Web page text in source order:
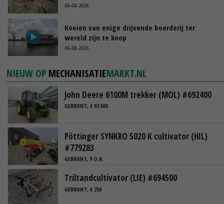
06-08-2026
Koeien van enige drijvende boerderij ter
wereld zijn te koop
06-08-2026
NIEUW OP MECHANISATIEMARKT.NL
John Deere 6100M trekker (MOL) #692400
GEBRUIKT, € 93.500
Pöttinger SYNKRO 5020 K cultivator (HIL)
#779283
GEBRUIKT, P.O.A.
Triltandcultivator (LIE) #694500
GEBRUIKT, € 250